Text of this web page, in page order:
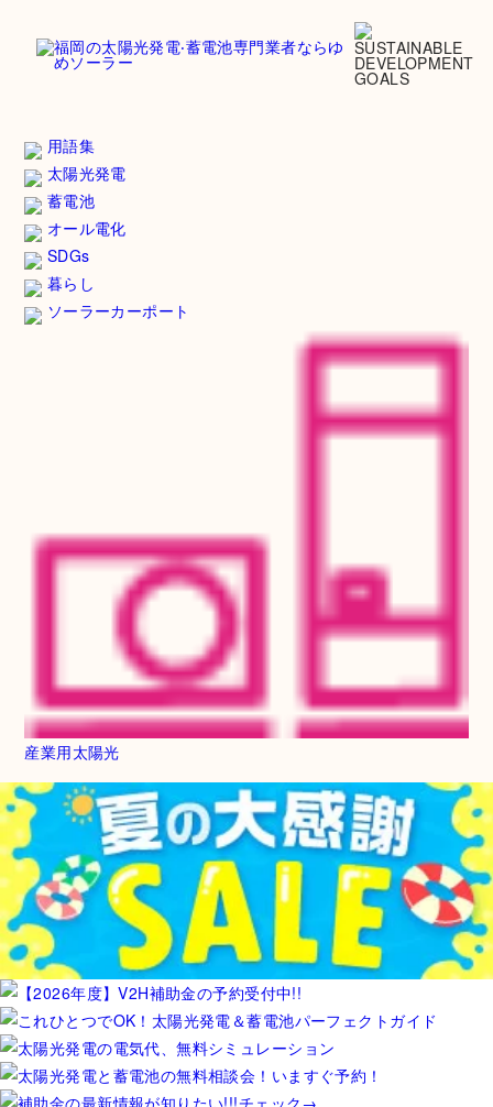
用語集
太陽光発電
蓄電池
オール電化
SDGs
暮らし
ソーラーカーポート
産業用太陽光